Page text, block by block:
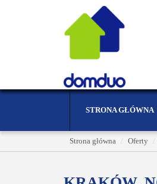
STRONA GŁÓWNA
Strona główna Oferty